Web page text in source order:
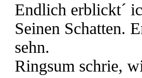
Endlich erblickt´
Seinen Schatten.
sehn.
Ringsum schrie,